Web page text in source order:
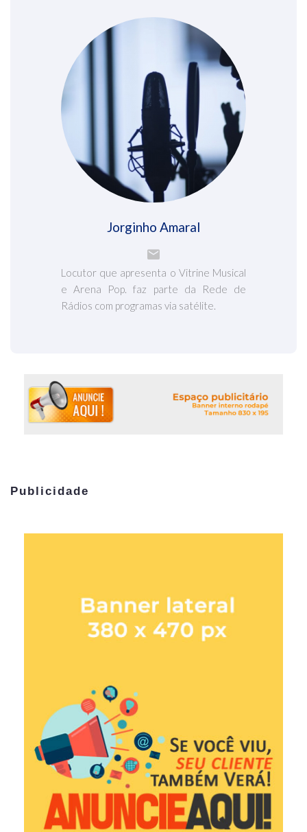
Jorginho Amaral
Locutor que apresenta o Vitrine Musical
e Arena Pop. faz parte da Rede de
Rádios com programas via satélite.
Publicidade